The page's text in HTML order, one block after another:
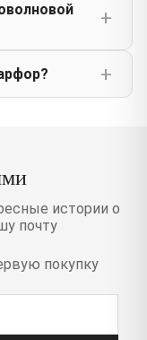
истории о
почту
покупку